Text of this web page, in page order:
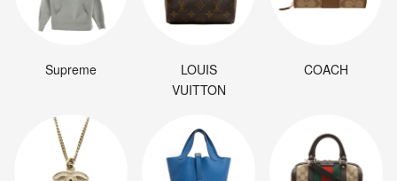
Supreme
LOUIS
VUITTON
COACH